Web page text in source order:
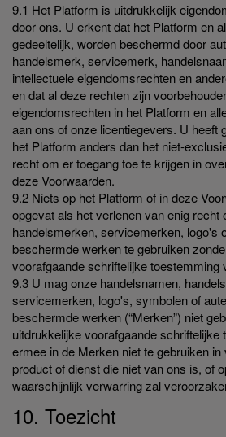
9.1 Het Platform is uitdrukkelijk
door ons. U erkent dat het Platform en
gedeeltelijk, worden beschermd door
handelsmerk, servicemerk,
intellectuele eigendomsrechten en
en dat al deze rechten zijn
eigendomsrechten in het Platform en
aan ons of onze licentiegevers. U heeft
het Platform anders dan het niet-
recht om er toegang toe te krijgen in
deze Voorwaarden.
9.2 Niets op het Platform of in deze
opgevat als het verlenen van enig recht
handelsmerken, servicemerken, logo's
beschermde werken te gebruiken
voorafgaande schriftelijke toestemming
9.3 U mag onze handelsnamen,
servicemerken, logo's, symbolen of
beschermde werken (“Merken”) niet
uitdrukkelijke voorafgaande
ermee in de Merken niet te gebruiken
product of dienst die niet van ons is, of
waarschijnlijk verwarring zal
10. Toezicht